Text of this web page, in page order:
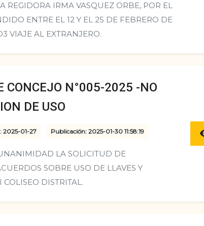
REGIDORA IRMA VASQUEZ ORBE, POR EL
ENTRE EL 12 Y EL 25 DE FEBRERO DE
VIAJE AL EXTRANJERO.
CONCEJO N°005-2025 -NO
DE USO
2025-01-27 Publicación: 2025-01-30 11:58:19
LA SOLICITUD DE
SOBRE USO DE LLAVES Y
DISTRITAL.